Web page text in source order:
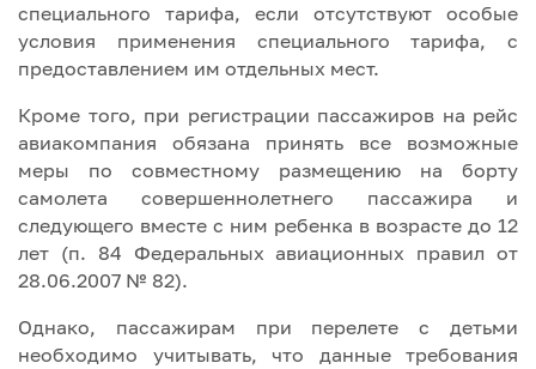
специального тарифа, если отсутствуют особые
условия применения специального тарифа, с
предоставлением им отдельных мест.
Кроме того, при регистрации пассажиров на рейс
авиакомпания обязана принять все возможные
меры по совместному размещению на борту
самолета совершеннолетнего пассажира и
следующего вместе с ним ребенка в возрасте до 12
лет (п. 84 Федеральных авиационных правил от
28.06.2007 № 82).
Однако, пассажирам при перелете с детьми
необходимо учитывать, что данные требования